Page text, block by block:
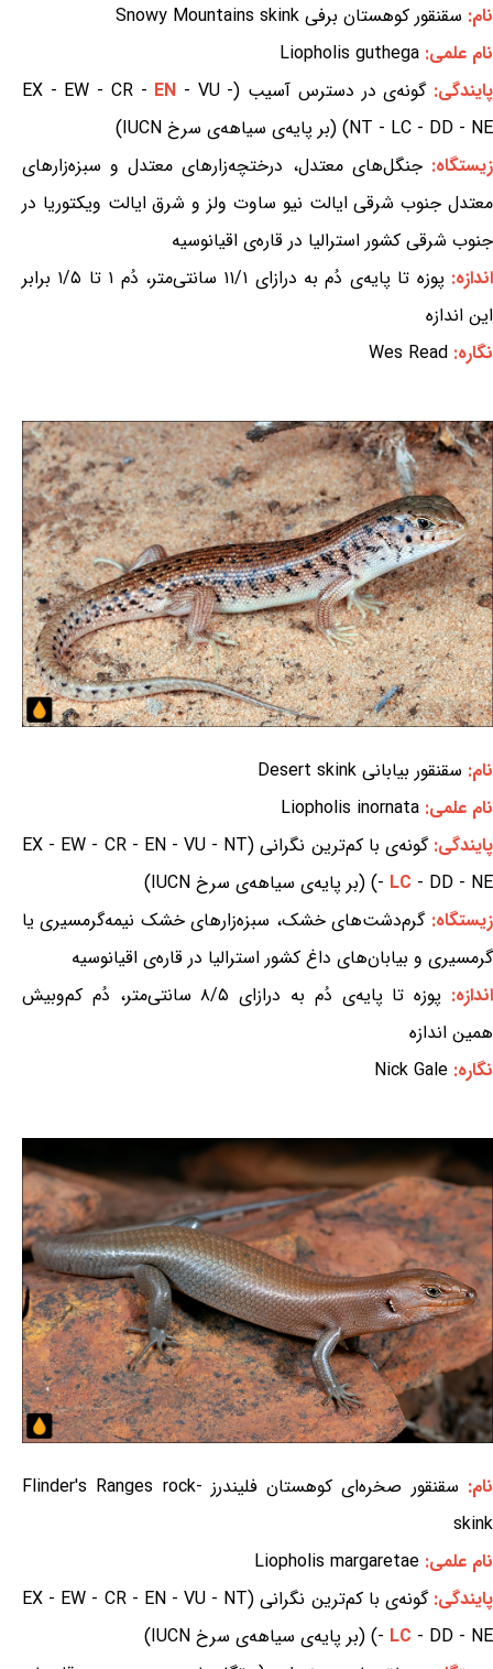
نام: سقنقور کوهستان برفی Snowy Mountains skink
نام علمی: Liopholis guthega
پایندگی:گونه‌ی در دسترس آسیب (EX - EW - CR - EN - VU -
NT - LC - DD - NE) (بر پایه‌ی سیاهه‌ی سرخ IUCN)
زیستگاه:جنگل‌های معتدل، درختچه‌زارهای معتدل و سبزه‌زارهای
معتدل جنوب شرقی ایالت نیو ساوت ولز و شرق ایالت ویکتوریا در
جنوب شرقی کشور استرالیا در قاره‌ی اقیانوسیه
اندازه:
پوزه تا پایه‌ی دُم به درازای ۱۱/۱ سانتی‌متر، دُم ۱ تا ۱/۵ برابر
این اندازه
نگاره: Wes Read
نام: سقنقور بیابانی Desert skink
نام علمی: Liopholis inornata
پایندگی:
گونه‌ی با کم‌ترین نگرانی (EX - EW - CR - EN - VU - NT
- LC - DD - NE) (بر پایه‌ی سیاهه‌ی سرخ IUCN)
زیستگاه:گرم‌دشت‌های خشک، سبزه‌زارهای خشک نیمه‌گرمسیری یا
گرمسیری و بیابان‌های داغ کشور استرالیا در قاره‌ی اقیانوسیه
اندازه:
پوزه تا پایه‌ی دُم به درازای ۸/۵ سانتی‌متر، دُم کم‌وبیش
همین اندازه
نگاره: Nick Gale
نام:
سقنقور صخره‌ای کوهستان فلیندرز Flinder's Ranges rock-
skink
نام علمی: Liopholis margaretae
پایندگی:
گونه‌ی با کم‌ترین نگرانی (EX - EW - CR - EN - VU - NT
- LC - DD - NE) (بر پایه‌ی سیاهه‌ی سرخ IUCN)